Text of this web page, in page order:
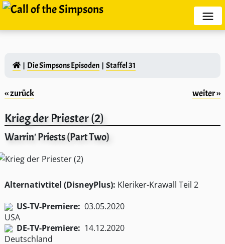
Die Simpsons Episoden Staffel 31
‹‹ zurück weiter ››
Krieg der Priester (2)
Warrin' Priests (Part Two)
Alternativtitel (DisneyPlus): Kleriker-Krawall Teil 2
US-TV-Premiere: 03.05.2020
DE-TV-Premiere: 14.12.2020